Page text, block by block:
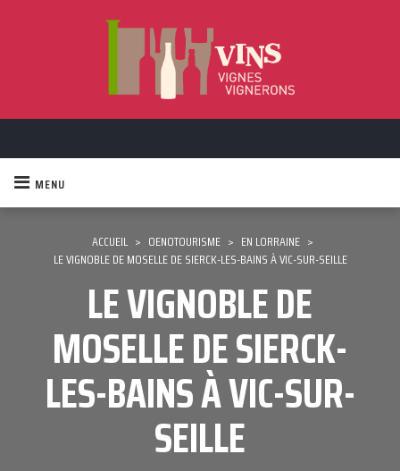
MENU
ACCUEIL > OENOTOURISME > EN LORRAINE >
LE VIGNOBLE DE MOSELLE DE SIERCK-LES-BAINS À VIC-SUR-SEILLE
LE VIGNOBLE DE
MOSELLE DE SIERCK-
LES-BAINS À VIC-SUR-
SEILLE